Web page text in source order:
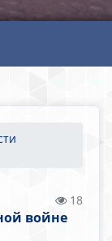
18
войне